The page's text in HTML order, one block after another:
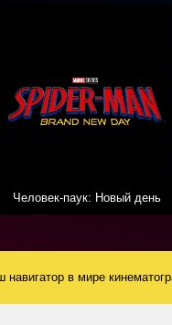
Человек-паук: Новый день
в мире